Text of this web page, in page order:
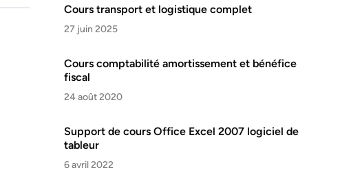
Cours transport et logistique complet
27 juin 2025
Cours comptabilité amortissement et bénéfice
fiscal
24 août 2020
Support de cours Office Excel 2007 logiciel de
tableur
6 avril 2022